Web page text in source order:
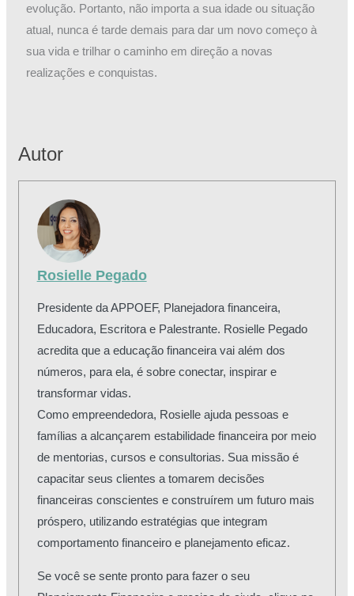
evolução. Portanto, não importa a sua idade ou situação
atual, nunca é tarde demais para dar um novo começo à
sua vida e trilhar o caminho em direção a novas
realizações e conquistas.
Autor
Rosielle Pegado
Presidente da APPOEF, Planejadora financeira,
Educadora, Escritora e Palestrante. Rosielle Pegado
acredita que a educação financeira vai além dos
números, para ela, é sobre conectar, inspirar e
transformar vidas.
Como empreendedora, Rosielle ajuda pessoas e
famílias a alcançarem estabilidade financeira por meio
de mentorias, cursos e consultorias. Sua missão é
capacitar seus clientes a tomarem decisões
financeiras conscientes e construírem um futuro mais
próspero, utilizando estratégias que integram
comportamento financeiro e planejamento eficaz.
Se você se sente pronto para fazer o seu